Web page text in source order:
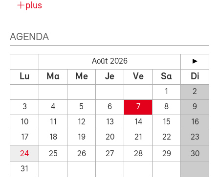
plus
AGENDA
Août 2026
Lu Ma Me Je Ve Sa Di
1
2
3
4 5 6 7 8
9
10
11 12 13 14 15
16
17
18 19 20 21 22
23
24
25 26 27 28 29
30
31